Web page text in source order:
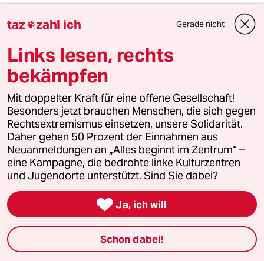
Ausländer arbeiten in Deutschland
Wie Europäer Deutschland bereichern
Millionen von Menschen aus anderen EU-Ländern
arbeiten hierzulande. Sie kurbeln die Wirtschaft an und
sind zu wenige, um die Nachfrage zu stillen.
Von
taz zahl ich Gerade nicht
Links lesen, rechts
bekämpfen
Mit doppelter Kraft für eine offene Gesellschaft!
Besonders jetzt brauchen Menschen, die sich gegen
Rechtsextremismus einsetzen, unsere Solidarität.
Daher gehen 50 Prozent der Einnahmen aus
Neuanmeldungen an „Alles beginnt im Zentrum“ –
eine Kampagne, die bedrohte linke Kulturzentren
und Jugendorte unterstützt. Sind Sie dabei?
 Ja, ich will
Schon dabei!